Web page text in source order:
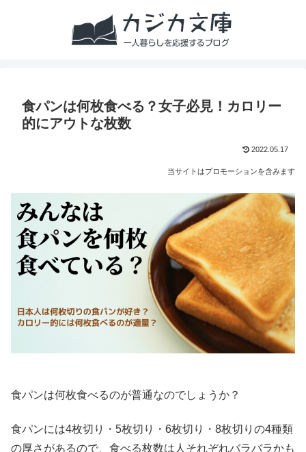
食パンは何枚食べる？女子必見！カロリー
的にアウトな枚数
2022.05.17
当サイトはプロモーションを含みます
食パンは何枚食べるのが普通なのでしょうか？
食パンには4枚切り・5枚切り・6枚切り・8枚切りの4種類
の厚さがあるので、食べる枚数は人それぞれバラバラかも